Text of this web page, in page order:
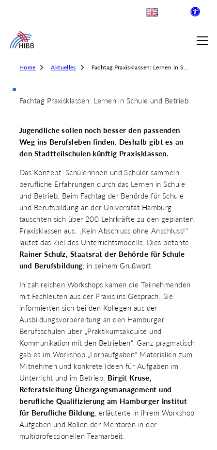
INSTITUT FÜR BERUFLICHE
SCHULEN
& ABSCHLÜSSE
& RECHT
PUBLIKATIONEN/TERMINE
Home Aktuelles Fachtag Praxisklassen: Lernen in Schule und Betrieb
Fachtag Praxisklassen: Lernen in Schule und Betrieb
Jugendliche sollen noch besser den passenden
Weg ins Berufsleben finden. Deshalb gibt es an
den Stadtteilschulen künftig Praxisklassen.
Das Konzept: Schülerinnen und Schüler sammeln
berufliche Erfahrungen durch das Lernen in Schule
und Betrieb. Beim Fachtag der Behörde für Schule
und Berufsbildung an der Universität Hamburg
tauschten sich über 200 Lehrkräfte zu den geplanten
Praxisklassen aus. „Kein Abschluss ohne Anschluss!“
lautet das Ziel des Unterrichtsmodells. Dies betonte
Rainer Schulz, Staatsrat der Behörde für Schule
und Berufsbildung , in seinem Grußwort.
In zahlreichen Workshops kamen die Teilnehmenden
mit Fachleuten aus der Praxis ins Gespräch. Sie
informierten sich bei den Kollegen aus der
Ausbildungsvorbereitung an den Hamburger
Berufsschulen über „Praktikumsakquise und
Kommunikation mit den Betrieben“. Ganz pragmatisch
gab es im Workshop „Lernaufgaben“ Materialien zum
Mitnehmen und konkrete Ideen für Aufgaben im
Unterricht und im Betrieb. Birgit Kruse,
Referatsleitung Übergangsmanagement und
berufliche Qualifizierung am Hamburger Institut
für Berufliche Bildung , erläuterte in ihrem Workshop
Aufgaben und Rollen der Mentoren in der
multiprofessionellen Teamarbeit.